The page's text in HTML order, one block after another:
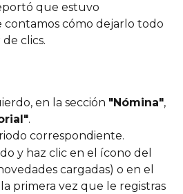
que estuvo
contamos cómo dejarlo todo
clics.
en la sección "Nómina",
.
correspondiente.
y haz clic en el ícono del
cargadas) o en el
la primera vez que le registras